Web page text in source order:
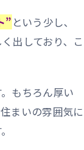
”という少し、
出しており、こ
もちろん厚い
まいの雰囲気に